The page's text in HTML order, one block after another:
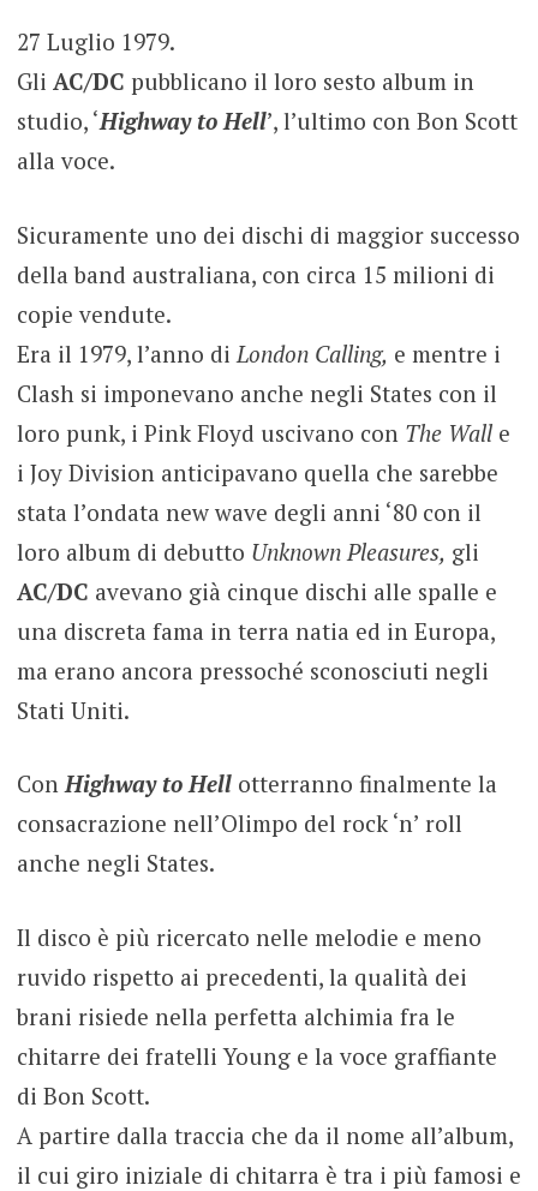
27 Luglio 1979.
Gli AC/DC pubblicano il loro sesto album in
studio, ‘Highway to Hell’, l’ultimo con Bon Scott
alla voce.
Sicuramente uno dei dischi di maggior successo
della band australiana, con circa 15 milioni di
copie vendute.
Era il 1979, l’anno di London Calling, e mentre i
Clash si imponevano anche negli States con il
loro punk, i Pink Floyd uscivano con The Walle
i Joy Division anticipavano quella che sarebbe
stata l’ondata new wave degli anni ‘80 con il
loro album di debutto Unknown Pleasures, gli
AC/DC avevano già cinque dischi alle spalle e
una discreta fama in terra natia ed in Europa,
ma erano ancora pressoché sconosciuti negli
Stati Uniti.
ConHighway to Hellotterranno finalmente la
consacrazione nell’Olimpo del rock ‘n’ roll
anche negli States.
Il disco è più ricercato nelle melodie e meno
ruvido rispetto ai precedenti, la qualità dei
brani risiede nella perfetta alchimia fra le
chitarre dei fratelli Young e la voce graffiante
di Bon Scott.
A partire dalla traccia che da il nome all’album,
il cui giro iniziale di chitarra è tra i più famosi e